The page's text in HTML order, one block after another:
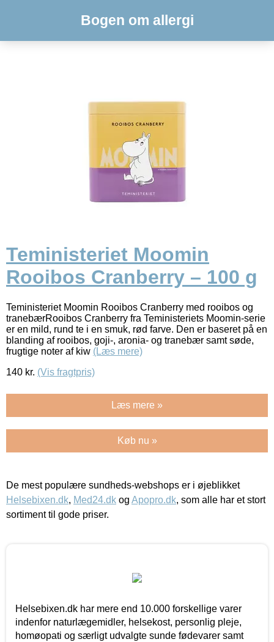
Bogen om allergi
Teministeriet Moomin
Rooibos Cranberry – 100 g
Teministeriet Moomin Rooibos Cranberry med rooibos og
tranebærRooibos Cranberry fra Teministeriets Moomin-serie
er en mild, rund te i en smuk, rød farve. Den er baseret på en
blanding af rooibos, goji-, aronia- og tranebær samt søde,
frugtige noter af kiw (Læs mere)
140 kr. (Vis fragtpris)
Læs mere »
Køb nu »
De mest populære sundheds-webshops er i øjeblikket
Helsebixen.dk, Med24.dk og Apopro.dk, som alle har et stort
sortiment til gode priser.
Helsebixen.dk har mere end 10.000 forskellige varer
indenfor naturlægemidler, helsekost, personlig pleje,
homøopati og særligt udvalgte sunde fødevarer samt